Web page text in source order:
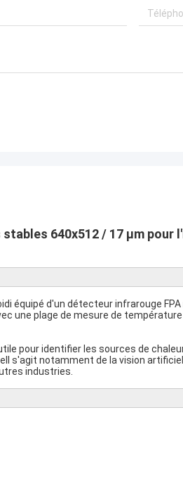
640x512 / 17 μm pour
équipé d'un détecteur infrarouge
plage de mesure de température
pour identifier les sources de
s'agit notamment de la vision
industries.